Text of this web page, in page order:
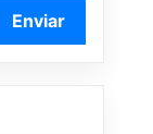
Enviar